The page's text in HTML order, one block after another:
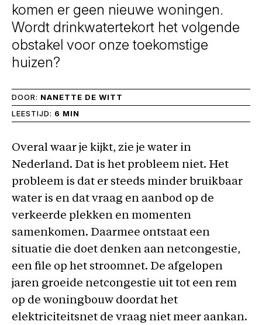
komen er geen nieuwe woningen.
Wordt drinkwatertekort het volgende
obstakel voor onze toekomstige
huizen?
DOOR: NANETTE DE WITT
LEESTIJD: 6 MIN
Overal waar je kijkt, zie je water in
Nederland. Dat is het probleem niet. Het
probleem is dat er steeds minder bruikbaar
water is en dat vraag en aanbod op de
verkeerde plekken en momenten
samenkomen. Daarmee ontstaat een
situatie die doet denken aan netcongestie,
een file op het stroomnet. De afgelopen
jaren groeide netcongestie uit tot een rem
op de woningbouw doordat het
elektriciteitsnet de vraag niet meer aankan.